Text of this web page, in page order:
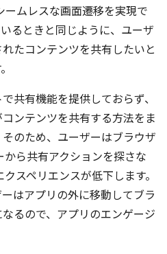
ームレスな画面遷移を実現で
るときと同じように、ユーザ
たコンテンツを共有したいと
共有機能を提供しておらず、
ンテンツを共有する方法をま
のため、ユーザーはブラウザ
ら共有アクションを探さな
スペリエンスが低下します。
はアプリの外に移動してブラ
るので、アプリのエンゲージ